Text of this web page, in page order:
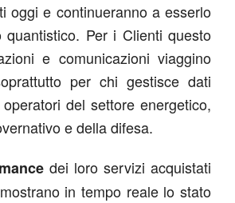
oggi e continueranno a esserlo
Per i Clienti questo
e comunicazioni viaggino
per chi gestisce dati
del settore energetico,
e della difesa.
dei loro servizi acquistati
in tempo reale lo stato